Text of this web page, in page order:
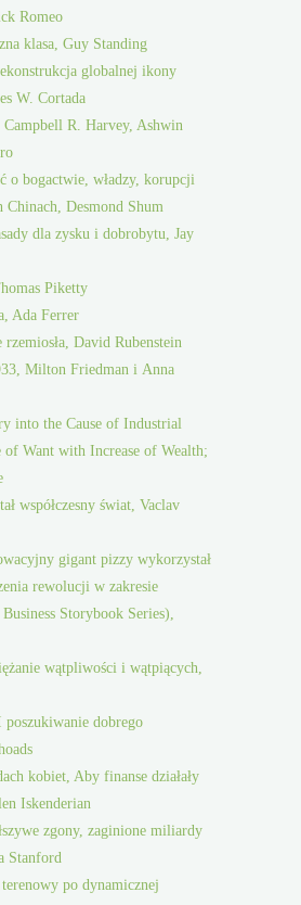
Romeo
klasa, Guy Standing
globalnej ikony
W. Cortada
Campbell R. Harvey, Ashwin
o bogactwie, władzy, korupcji
Chinach, Desmond Shum
dla zysku i dobrobytu, Jay
Piketty
Ada Ferrer
David Rubenstein
Milton Friedman i Anna
into the Cause of Industrial
of Want with Increase of Wealth;
współczesny świat, Vaclav
gigant pizzy wykorzystał
rewolucji w zakresie
Storybook Series),
wątpliwości i wątpiących,
dobrego
kobiet, Aby finanse działały
Iskenderian
zgony, zaginione miliardy
Stanford
po dynamicznej